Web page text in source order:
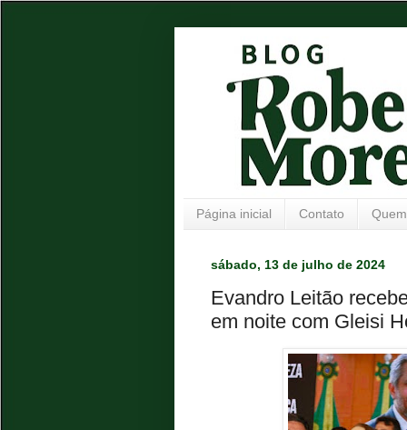
Página inicial Contato
sábado, 13 de julho de 2024
Evandro Leitão
em noite com Gleisi